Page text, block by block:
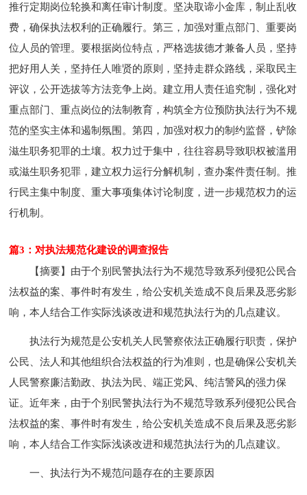
推行定期岗位轮换和离任审计制度。坚决取谛小金库，制止乱收
费，确保执法权利的正确履行。第三，加强对重点部门、重要岗
位人员的管理。要根据岗位特点，严格选拔德才兼备人员，坚持
把好用人关，坚持任人唯贤的原则，坚持走群众路线，采取民主
评议，公开选拔等方法竞争上岗。建立用人责任追究制，强化对
重点部门、重点岗位的法制教育，构筑全方位预防执法行为不规
范的坚实主体和遏制氛围。第四，加强对权力的制约监督，铲除
滋生职务犯罪的土壤。权力过于集中，往往容易导致职权被滥用
或滋生职务犯罪，建立权力运行分解机制，查办案件责任制。推
行民主集中制度、重大事项集体讨论制度，进一步规范权力的运
行机制。
篇3：对执法规范化建设的调查报告
【摘要】由于个别民警执法行为不规范导致系列侵犯公民合
法权益的案、事件时有发生，给公安机关造成不良后果及恶劣影
响，本人结合工作实际浅谈改进和规范执法行为的几点建议。
执法行为规范是公安机关人民警察依法正确履行职责，保护
公民、法人和其他组织合法权益的行为准则，也是确保公安机关
人民警察廉洁勤政、执法为民、端正党风、纯洁警风的强力保
证。近年来，由于个别民警执法行为不规范导致系列侵犯公民合
法权益的案、事件时有发生，给公安机关造成不良后果及恶劣影
响，本人结合工作实际浅谈改进和规范执法行为的几点建议。
一、执法行为不规范问题存在的主要原因